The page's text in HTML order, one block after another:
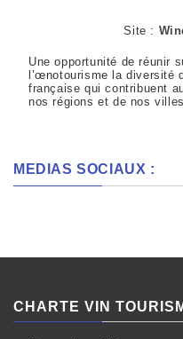
Site :
Une opportunité de réunir
l’œnotourisme la diversité
française qui contribuent
nos régions et de nos villes.
MEDIAS SOCIAUX :
CHARTE VIN